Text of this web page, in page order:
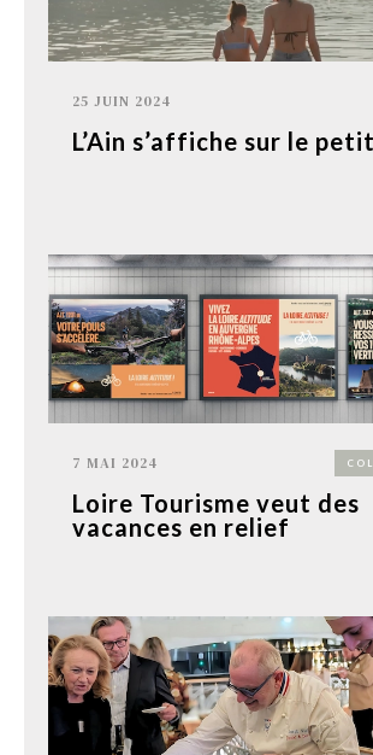
25 JUIN 2024
L’Ain s’affiche sur le
7 MAI 2024
Loire Tourisme veut des
vacances en relief